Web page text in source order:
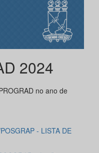
2024
no ano de
- LISTA DE